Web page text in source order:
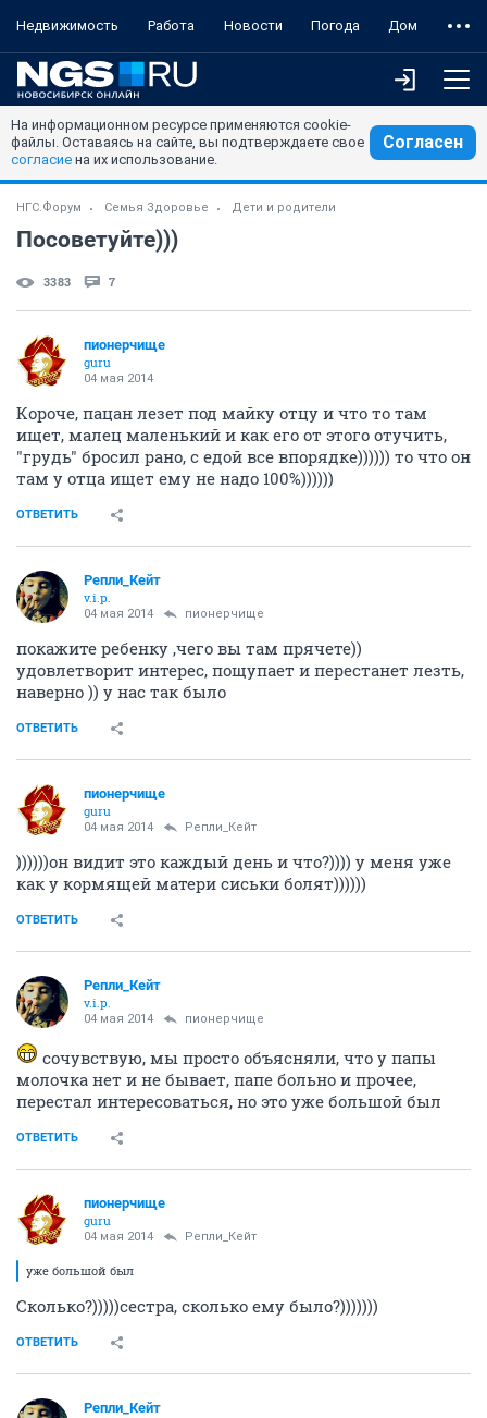
Недвижимость Работа Новости Погода Дом
На информационном ресурсе применяются cookie-
файлы. Оставаясь на сайте, вы подтверждаете свое
согласие на их использование.
Согласен
НГС.Форум Семья Здоровье Дети и родители
Посоветуйте)))
3383 7
пионерчище
guru
04 мая 2014
Короче, пацан лезет под майку отцу и что то там
ищет, малец маленький и как его от этого отучить,
"грудь" бросил рано, с едой все впорядке)))))) то что он
там у отца ищет ему не надо 100%))))))
ОТВЕТИТЬ
Репли_Кейт
v.i.p.
04 мая 2014 пионерчище
покажите ребенку ,чего вы там прячете))
удовлетворит интерес, пощупает и перестанет лезть,
наверно )) у нас так было
ОТВЕТИТЬ
пионерчище
guru
04 мая 2014 Репли_Кейт
))))))он видит это каждый день и что?)))) у меня уже
как у кормящей матери сиськи болят))))))
ОТВЕТИТЬ
Репли_Кейт
v.i.p.
04 мая 2014 пионерчище
сочувствую, мы просто объясняли, что у папы
молочка нет и не бывает, папе больно и прочее,
перестал интересоваться, но это уже большой был
ОТВЕТИТЬ
пионерчище
guru
04 мая 2014 Репли_Кейт
уже большой был
Сколько?)))))сестра, сколько ему было?)))))))
ОТВЕТИТЬ
Репли_Кейт